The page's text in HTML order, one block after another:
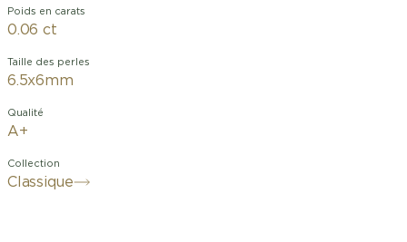
Poids en carats
0.06 ct
Taille des perles
6.5x6mm
Qualité
A+
Collection
Classique